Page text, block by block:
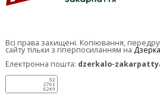
Всі права захищені. Копіювання,
сайту тільки з гіперпосиланням на
Електронна пошта: dzerkalo-